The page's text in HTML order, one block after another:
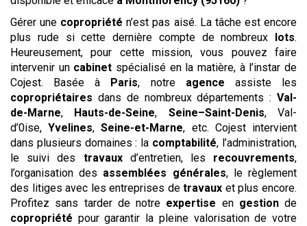
Gérer une copropriété n’est pas aisé. La tâche est encore
plus rude si cette dernière compte de nombreux
lots.
Heureusement, pour cette mission, vous pouvez faire
intervenir un cabinet spécialisé en la matière, à l’instar de
Cojest. Basée à
Paris, notre agence assiste les
copropriétaires dans de nombreux départements : Val-
de-Marne, Hauts-de-Seine, Seine–Saint-Denis, Val-
d’0ise,Yvelines,Seine-et-Marne, etc. Cojest intervient
dans plusieurs domaines : la comptabilité, l’administration,
le suivi des travauxd’entretien, les recouvrements,
l’organisation des assemblées générales, le règlement
des litiges avec les entreprises detravaux et plus encore.
Profitez sans tarder de notre expertise en gestionde
copropriété pour garantir la pleine valorisation de votre